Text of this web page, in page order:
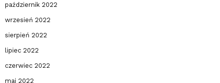
październik 2022
wrzesień 2022
sierpień 2022
lipiec 2022
czerwiec 2022
maj 2022